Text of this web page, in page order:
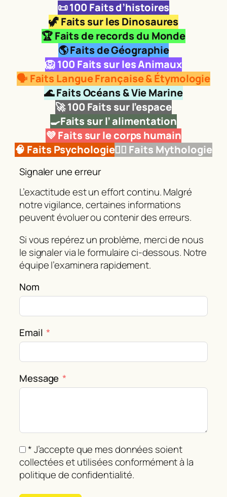
📜100 Faits d’histoires
🦖Faits sur les Dinosaures
🏆 Faits de records du Monde
🌎 Faits de Géographie
🦁100 Faits sur les Animaux
🗣️ Faits Langue Française & Étymologie
🌊 Faits Océans & Vie Marine
🚀100 Faits sur l’espace
🍳Faits sur l’ alimentation
💜 Faits sur le corps humain
🧠 Faits Psychologie🧜‍♂️ Faits Mythologie
Signaler une erreur
L’exactitude est un effort continu. Malgré
notre vigilance, certaines informations
peuvent évoluer ou contenir des erreurs.
Si vous repérez un problème, merci de nous
le signaler via le formulaire ci‑dessous. Notre
équipe l’examinera rapidement.
Nom
Email
Message
* J’accepte que mes données soient
collectées et utilisées conformément à la
politique de confidentialité.